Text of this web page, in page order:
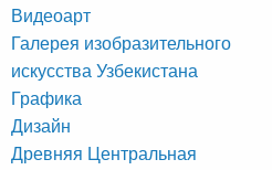
Видеоарт
Галерея изобразительного
искусства Узбекистана
Графика
Дизайн
Древняя Центральная